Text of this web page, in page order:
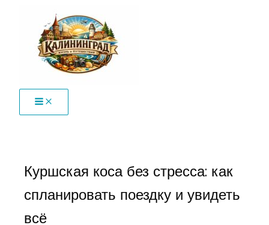
содержимому
Куршская коса без стресса: как
спланировать поездку и увидеть
всё